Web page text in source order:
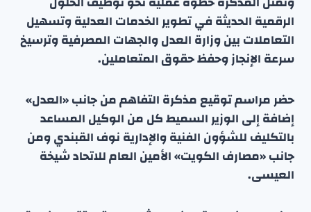
الرقمية الحديثة في تطوير الخدمات العدلية وتسهيل
التعاملات بين وزارة العدل والجهات المصرفية وترسيخ
سرعة الإنجاز وحفظ حقوق المتعاملين.
حضر مراسم توقيع مذكرة التفاهم من جانب «العدل»
إضافة إلى الوزير السميط كل من الوكيل المساعد
بالتكليف للشؤون الفنية والإدارية نوف القبندي ومن
جانب «مصارف الكويت» الأمين العام للاتحاد شيخة
العيسى.